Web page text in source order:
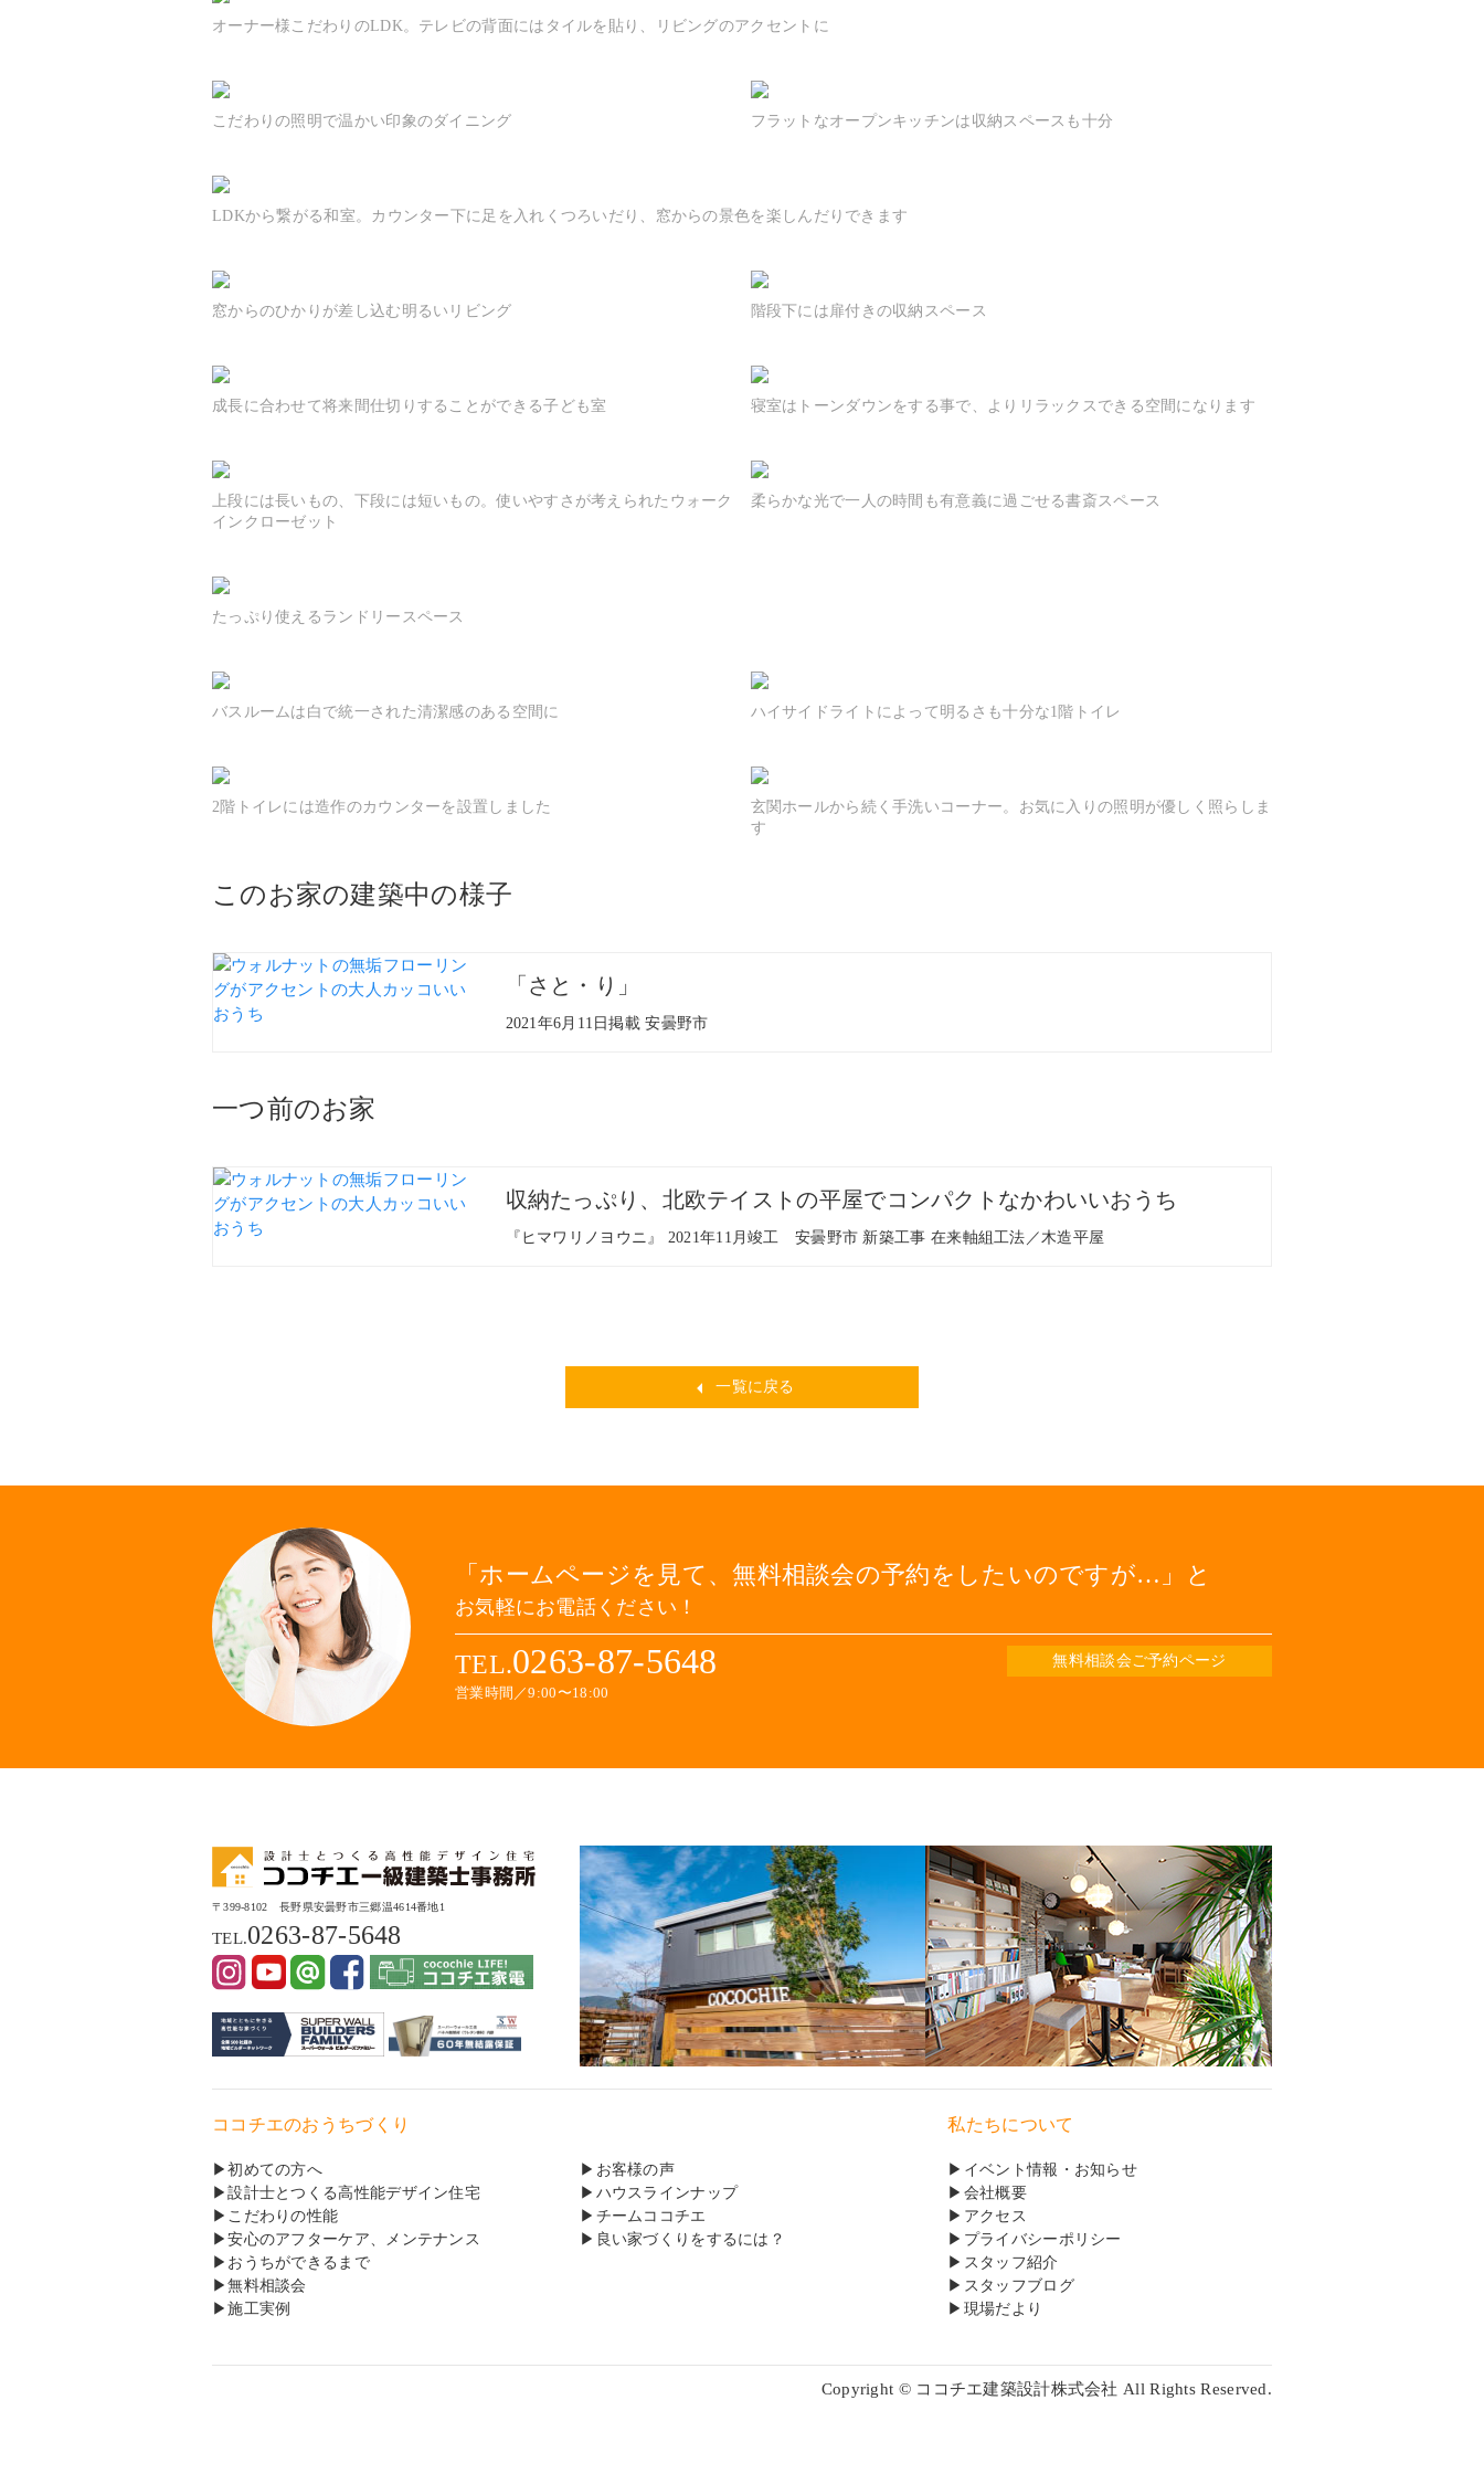
オーナー様こだわりのLDK。テレビの背面にはタイルを貼り、リビングのアクセントに
こだわりの照明で温かい印象のダイニング フラットなオープンキッチンは収納スペースも十分
LDKから繋がる和室。カウンター下に足を入れくつろいだり、窓からの景色を楽しんだりできます
窓からのひかりが差し込む明るいリビング 階段下には扉付きの収納スペース
成長に合わせて将来間仕切りすることができる子ども室 寝室はトーンダウンをする事で、よりリラックスできる空間になります
上段には長いもの、下段には短いもの。使いやすさが考えられたウォーク
インクローゼット
柔らかな光で一人の時間も有意義に過ごせる書斎スペース
たっぷり使えるランドリースペース
バスルームは白で統一された清潔感のある空間に ハイサイドライトによって明るさも十分な1階トイレ
2階トイレには造作のカウンターを設置しました
玄関ホールから続く手洗いコーナー。お気に入りの照明が優しく照らしま
す
このお家の建築中の様子
「さと・り」
2021年6月11日掲載 安曇野市
一つ前のお家
収納たっぷり、北欧テイストの平屋でコンパクトなかわいいおうち
『ヒマワリノヨウニ』 2021年11月竣工 安曇野市 新築工事 在来軸組工法／木造平屋
一覧に戻る
ホームページを見て、無料相談会の予約をしたいのですが… と
お気軽にお電話ください！
無料相談会ご予約ページ
TEL.0263-87-5648
営業時間／9:00〜18:00
〒399-8102 長野県安曇野市三郷温4614番地1
TEL.0263-87-5648
ココチエのおうちづくり
初めての方へ
設計士とつくる高性能デザイン住宅
こだわりの性能
安心のアフターケア、メンテナンス
おうちができるまで
無料相談会
施工実例
お客様の声
ハウスラインナップ
チームココチエ
良い家づくりをするには？
私たちについて
イベント情報・お知らせ
会社概要
アクセス
プライバシーポリシー
スタッフ紹介
スタッフブログ
現場だより
Copyright © ココチエ建築設計株式会社 All Rights Reserved.